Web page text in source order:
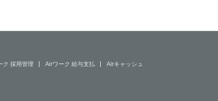
ク 採用管理 Airワーク 給与支払
Airキャッシュ